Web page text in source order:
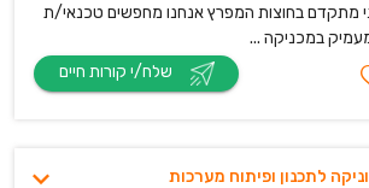
מתקדם בחוצות המפרץ אנחנו מחפשים טכנאי/ת
במכניקה ...
לתכנון ופיתוח מערכות